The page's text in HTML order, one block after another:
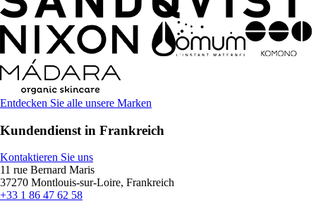
Entdecken Sie alle unsere Marken
Kundendienst in Frankreich
Kontaktieren Sie uns
11 rue Bernard Maris
37270 Montlouis-sur-Loire, Frankreich
+33 1 86 47 62 58